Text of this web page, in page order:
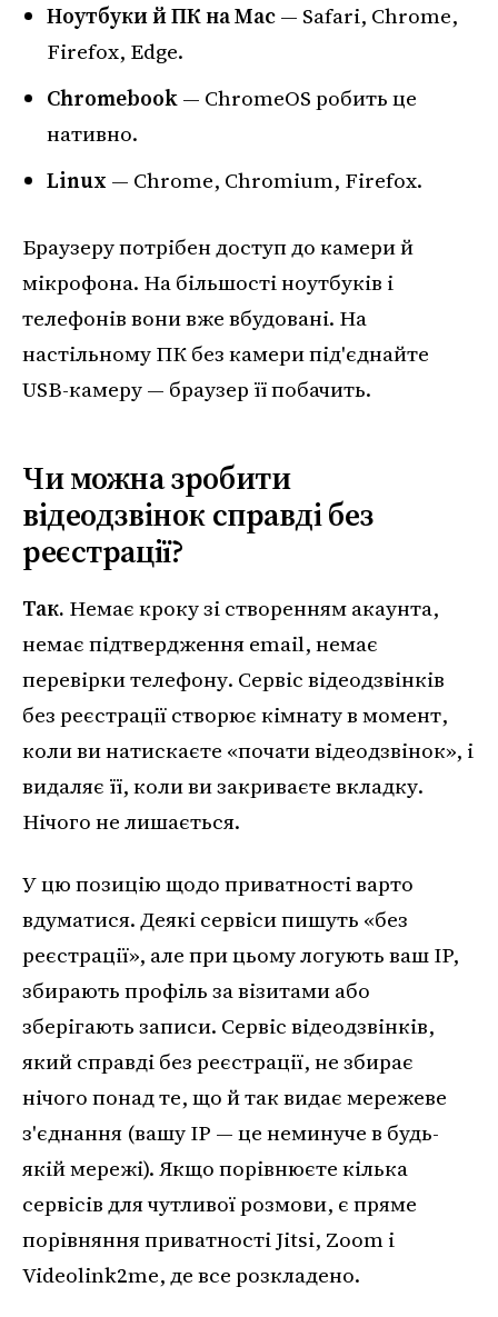
Ноутбуки й ПК на Mac— Safari, Chrome,
Firefox, Edge.
Chromebook— ChromeOS робить це
нативно.
Linux — Chrome, Chromium, Firefox.
Браузеру потрібен доступ до камери й
мікрофона. На більшості ноутбуків і
телефонів вони вже вбудовані. На
настільному ПК без камери під'єднайте
USB-камеру — браузер її побачить.
Чи можна зробити
відеодзвінок справді без
реєстрації?
Так. Немає кроку зі створенням акаунта,
немає підтвердження email, немає
перевірки телефону. Сервіс відеодзвінків
без реєстрації створює кімнату в момент,
коли ви натискаєте «почати відеодзвінок», і
видаляє її, коли ви закриваєте вкладку.
Нічого не лишається.
У цю позицію щодо приватності варто
вдуматися. Деякі сервіси пишуть «без
реєстрації», але при цьому логують ваш IP,
збирають профіль за візитами або
зберігають записи. Сервіс відеодзвінків,
який справді без реєстрації, не збирає
нічого понад те, що й так видає мережеве
з'єднання (вашу IP — це неминуче в будь-
якій мережі). Якщо порівнюєте кілька
сервісів для чутливої розмови, є пряме
порівняння приватності Jitsi, Zoom і
Videolink2me, де все розкладено.